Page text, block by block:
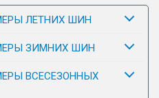
ЛЕТНИХ ШИН
ЗИМНИХ ШИН
ВСЕСЕЗОННЫХ